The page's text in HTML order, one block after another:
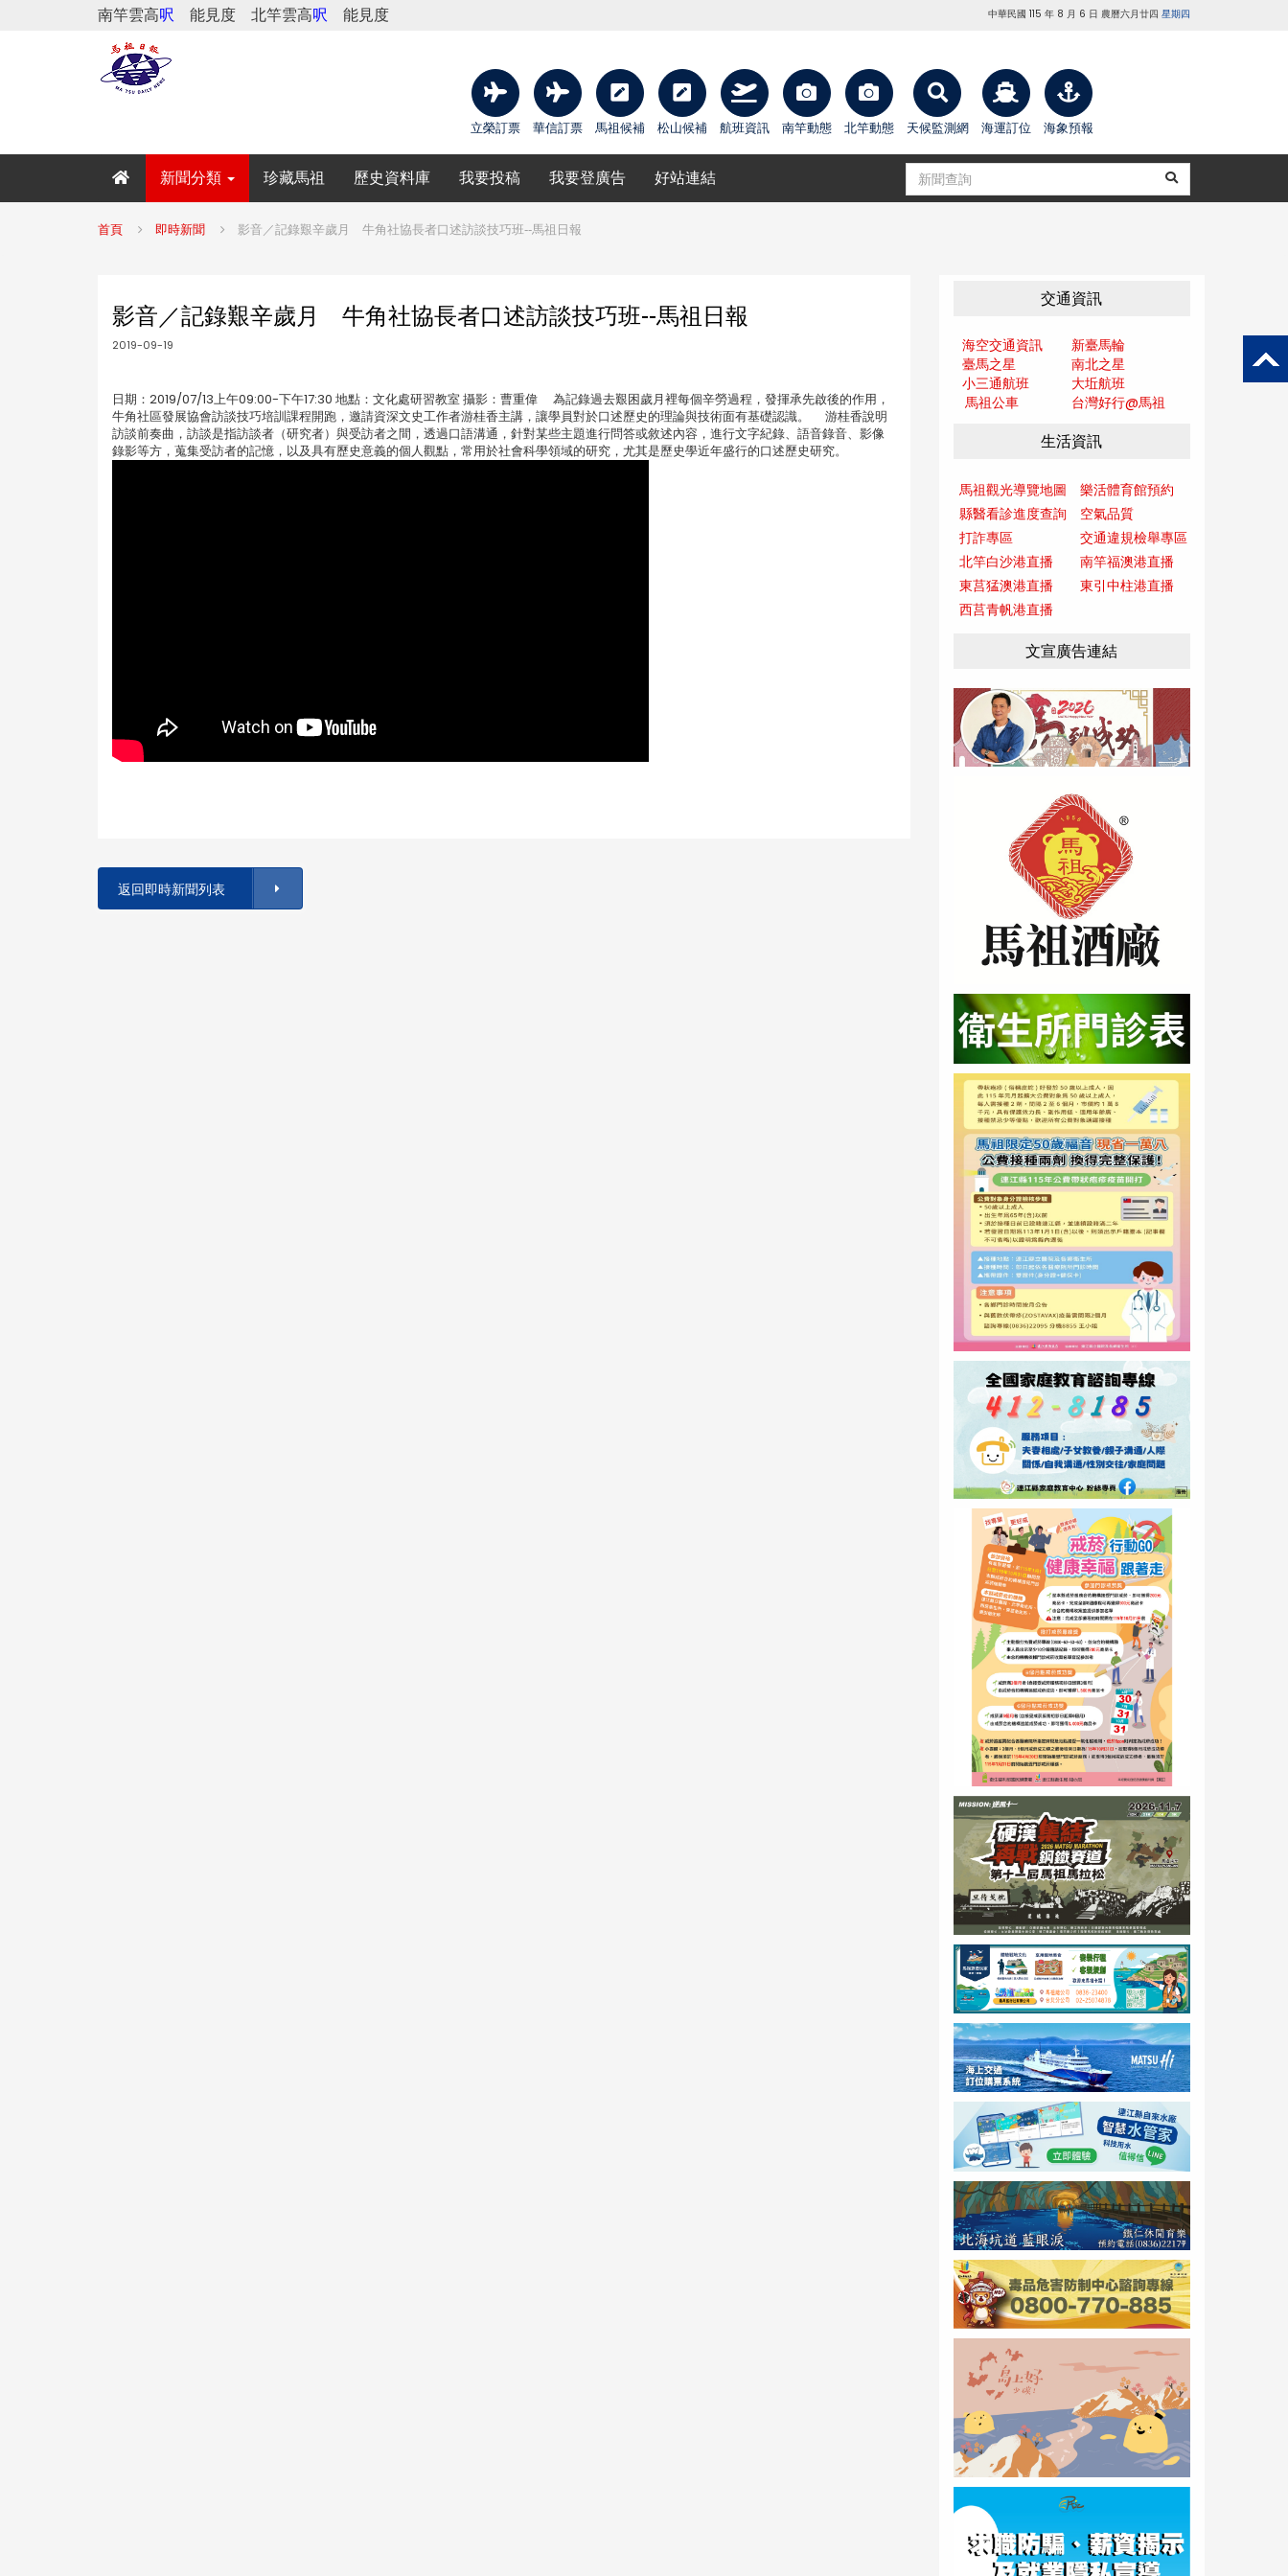
南竿雲高呎 能見度 北竿雲高呎 能見度 中華民國 115 年 8 月 6 日 農曆六月廿四 星期四
立榮訂票 華信訂票 馬祖候補 松山候補 航班資訊 南竿動態 北竿動態 天候監測網 海運訂位 海象預報
新聞分類 珍藏馬祖 歷史資料庫 我要投稿 我要登廣告 好站連結
首頁 即時新聞 影音／記錄艱辛歲月 牛角社協長者口述訪談技巧班--馬祖日報
影音／記錄艱辛歲月 牛角社協長者口述訪談技巧班--馬祖日報
2019-09-19
日期：2019/07/13上午09:00-下午17:30 地點：文化處研習教室 攝影：曹重偉 為記錄過去艱困歲月裡每個辛勞過程，發揮承先啟後的作用，
牛角社區發展協會訪談技巧培訓課程開跑，邀請資深文史工作者游桂香主講，讓學員對於口述歷史的理論與技術面有基礎認識。 游桂香說明
訪談前奏曲，訪談是指訪談者（研究者）與受訪者之間，透過口語溝通，針對某些主題進行問答或敘述內容，進行文字紀錄、語音錄音、影像
錄影等方，蒐集受訪者的記憶，以及具有歷史意義的個人觀點，常用於社會科學領域的研究，尤其是歷史學近年盛行的口述歷史研究。
返回即時新聞列表
交通資訊
海空交通資訊
新臺馬輪
臺馬之星
南北之星
小三通航班
大坵航班
馬祖公車
台灣好行@馬祖
生活資訊
馬祖觀光導覽地圖
樂活體育館預約
縣醫看診進度查詢
空氣品質
打詐專區
交通違規檢舉專區
北竿白沙港直播
南竿福澳港直播
東莒猛澳港直播
東引中柱港直播
西莒青帆港直播
文宣廣告連結